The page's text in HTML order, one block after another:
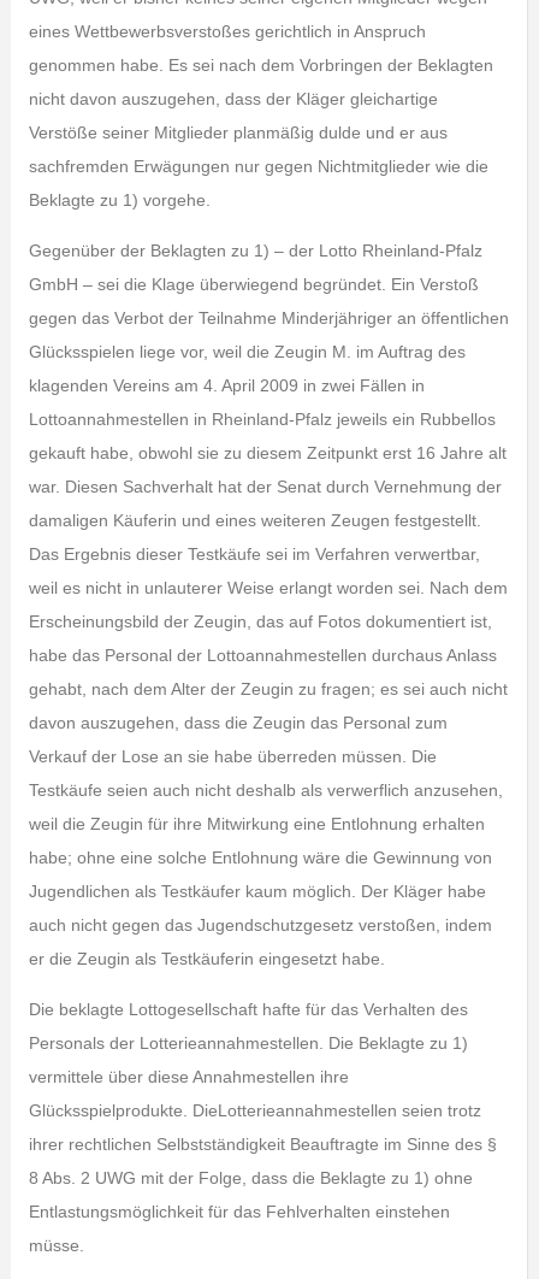
eines Wettbewerbsverstoßes gerichtlich in Anspruch
genommen habe. Es sei nach dem Vorbringen der Beklagten
nicht davon auszugehen, dass der Kläger gleichartige
Verstöße seiner Mitglieder planmäßig dulde und er aus
sachfremden Erwägungen nur gegen Nichtmitglieder wie die
Beklagte zu 1) vorgehe.
Gegenüber der Beklagten zu 1) – der Lotto Rheinland-Pfalz
GmbH – sei die Klage überwiegend begründet. Ein Verstoß
gegen das Verbot der Teilnahme Minderjähriger an öffentlichen
Glücksspielen liege vor, weil die Zeugin M. im Auftrag des
klagenden Vereins am 4. April 2009 in zwei Fällen in
Lottoannahmestellen in Rheinland-Pfalz jeweils ein Rubbellos
gekauft habe, obwohl sie zu diesem Zeitpunkt erst 16 Jahre alt
war. Diesen Sachverhalt hat der Senat durch Vernehmung der
damaligen Käuferin und eines weiteren Zeugen festgestellt.
Das Ergebnis dieser Testkäufe sei im Verfahren verwertbar,
weil es nicht in unlauterer Weise erlangt worden sei. Nach dem
Erscheinungsbild der Zeugin, das auf Fotos dokumentiert ist,
habe das Personal der Lottoannahmestellen durchaus Anlass
gehabt, nach dem Alter der Zeugin zu fragen; es sei auch nicht
davon auszugehen, dass die Zeugin das Personal zum
Verkauf der Lose an sie habe überreden müssen. Die
Testkäufe seien auch nicht deshalb als verwerflich anzusehen,
weil die Zeugin für ihre Mitwirkung eine Entlohnung erhalten
habe; ohne eine solche Entlohnung wäre die Gewinnung von
Jugendlichen als Testkäufer kaum möglich. Der Kläger habe
auch nicht gegen das Jugendschutzgesetz verstoßen, indem
er die Zeugin als Testkäuferin eingesetzt habe.
Die beklagte Lottogesellschaft hafte für das Verhalten des
Personals der Lotterieannahmestellen. Die Beklagte zu 1)
vermittele über diese Annahmestellen ihre
Glücksspielprodukte. DieLotterieannahmestellen seien trotz
ihrer rechtlichen Selbstständigkeit Beauftragte im Sinne des §
8 Abs. 2 UWG mit der Folge, dass die Beklagte zu 1) ohne
Entlastungsmöglichkeit für das Fehlverhalten einstehen
müsse.